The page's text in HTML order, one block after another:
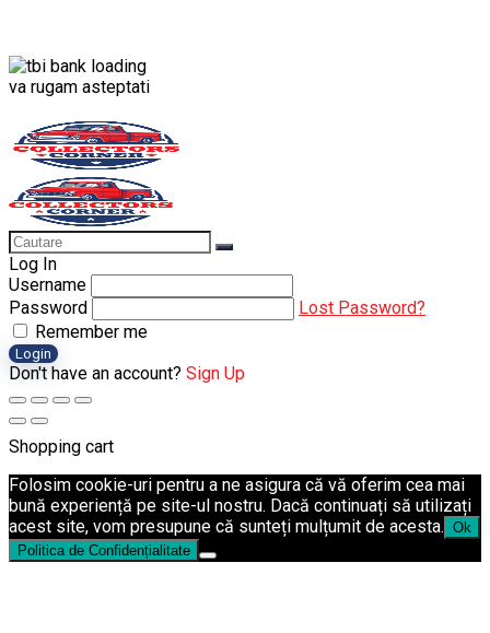
va rugam asteptati
Log In
Username
Password
Lost Password?
Remember me
Login
Don't have an account? Sign Up
Shopping cart
Folosim cookie-uri pentru a ne asigura că vă oferim cea mai
bună experiență pe site-ul nostru. Dacă continuați să utilizați
acest site, vom presupune că sunteți mulțumit de acesta. Ok
Politica de Confidențialitate